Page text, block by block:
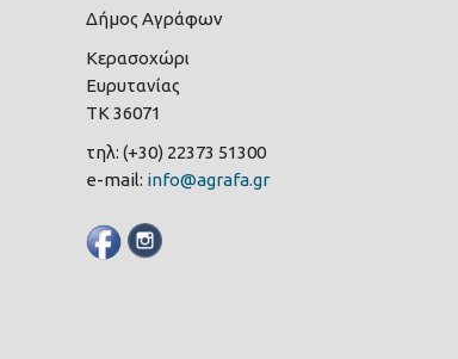
Δήμος Αγράφων
Κερασοχώρι
Ευρυτανίας
ΤΚ 36071
τηλ: (+30) 22373 51300
e-mail: info@agrafa.gr